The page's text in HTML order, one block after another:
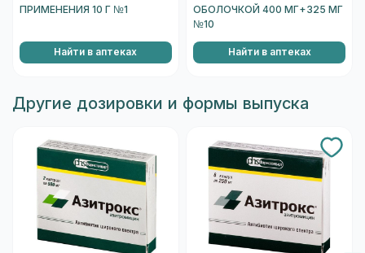
ПРИМЕНЕНИЯ 10 Г №1
Найти в аптеках
ОБОЛОЧКОЙ 400 МГ+325 МГ
№10
Найти в аптеках
Другие дозировки и формы выпуска